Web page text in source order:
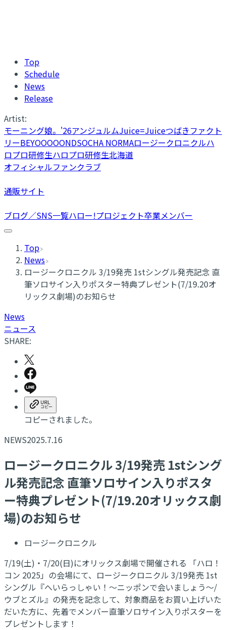
Top
Schedule
News
Release
Artist:
モーニング娘。'26アンジュルムJuice=Juiceつばきファクト
リーBEYOOOOONDSOCHA NORMAロージークロニクルハ
ロプロ研修生ハロプロ研修生北海道
オフィシャルファンクラブ
通販サイト
ブログ／SNS一覧ハロー!プロジェクト卒業メンバー
Top
News
ロージークロニクル 3/19発売 1stシングル発売記念 直
筆ソロサイン入りポスター特典プレゼント(7/19.20オ
リックス劇場)のお知らせ
News
ニュース
SHARE:
コピーされました。
NEWS2025.7.16
ロージークロニクル 3/19発売 1stシング
ル発売記念 直筆ソロサイン入りポスタ
ー特典プレゼント(7/19.20オリックス劇
場)のお知らせ
ロージークロニクル
7/19(土)・7/20(日)にオリックス劇場で開催される 「ハロ！
コン 2025」の会場にて、ロージークロニクル 3/19発売 1st
シングル『へいらっしゃい！～ニッポンで会いましょう～/
ウブとズル』の発売を記念して、対象商品をお買い上げいた
だいた方に、先着でメンバー直筆ソロサイン入りポスターを
プレゼントします！